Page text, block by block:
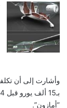
“أمازون”.